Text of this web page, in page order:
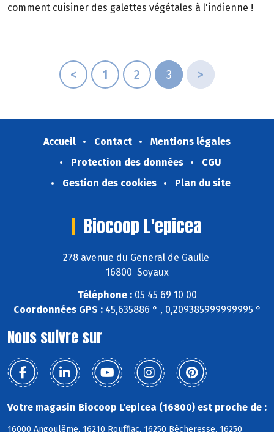
comment cuisiner des galettes végétales à l'indienne !
< 1 2 3 >
Accueil Contact
Mentions légales
Protection des données
CGU
Gestion des cookies
Plan du site
Biocoop L'epicea
278 avenue du General de Gaulle
16800 Soyaux
Téléphone :05 45 69 10 00
Coordonnées GPS :45,635886 ° , 0,209385999999995 °
Nous suivre sur
Votre magasin Biocoop L'epicea (16800) est proche de :
16000 Angoulême, 16210 Rouffiac, 16250 Bécheresse, 16250